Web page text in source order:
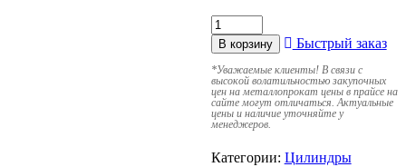
В корзину Быстрый заказ
*Уважаемые клиенты! В связи с
высокой волатильностью закупочных
цен на металлопрокат цены в прайсе на
сайте могут отличаться. Актуальные
цены и наличие уточняйте у
менеджеров.
Категории: Цилиндры